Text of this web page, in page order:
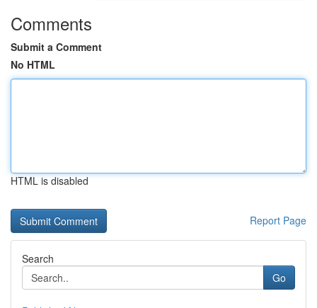
Comments
Submit a Comment
No HTML
HTML is disabled
Report Page
Search
Go